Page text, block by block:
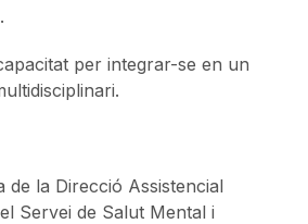
per integrar-se en un
de la Direcció Assistencial
Servei de Salut Mental i